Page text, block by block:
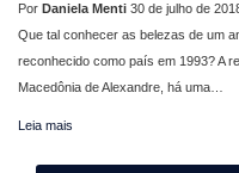
Por Daniela Menti 30 de julho de
Que tal conhecer as belezas de um
reconhecido como país em 1993? A
Macedônia de Alexandre, há uma…
Leia mais